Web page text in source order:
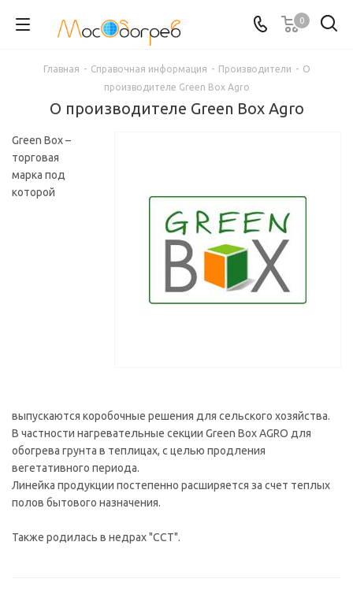
0
Главная - Справочная информация - Производители - О
производителе Green Box Agro
О производителе Green Box Agro
Green Box –
торговая
марка под
которой
выпускаются коробочные решения для сельского хозяйства.
В частности нагревательные секции Green Box AGRO для
обогрева грунта в теплицах, с целью продления
вегетативного периода.
Линейка продукции постепенно расширяется за счет теплых
полов бытового назначения.
Также родилась в недрах "ССТ".